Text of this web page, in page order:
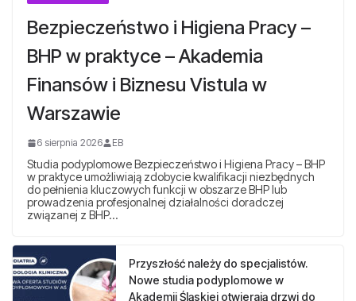
Bezpieczeństwo i Higiena Pracy –
BHP w praktyce – Akademia
Finansów i Biznesu Vistula w
Warszawie
6 sierpnia 2026 EB
Studia podyplomowe Bezpieczeństwo i Higiena Pracy – BHP
w praktyce umożliwiają zdobycie kwalifikacji niezbędnych
do pełnienia kluczowych funkcji w obszarze BHP lub
prowadzenia profesjonalnej działalności doradczej
związanej z BHP…
Przyszłość należy do specjalistów.
Nowe studia podyplomowe w
Akademii Śląskiej otwierają drzwi do